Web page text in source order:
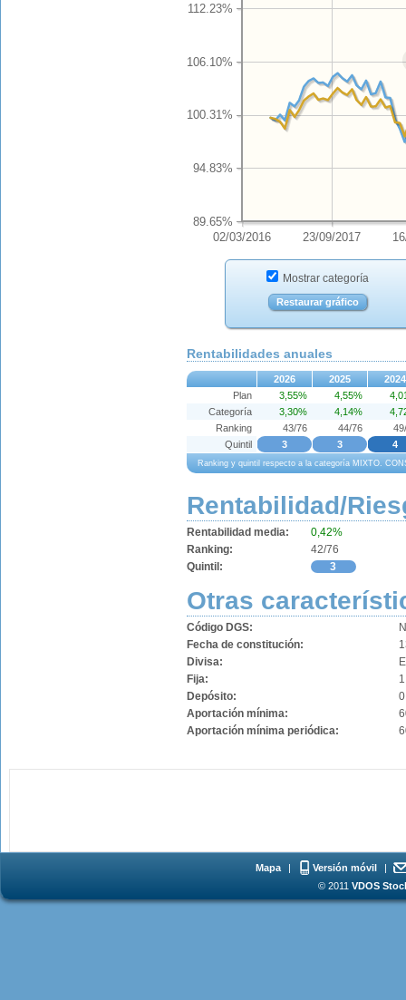
02/03/2016 23/09/2017
89.65%
94.83%
100.31%
106.10%
112.23%
Mostrar categoría
Restaurar gráfico
Rentabilidades anuales
2026 2025 2024
Ranking y quintil respecto a la categoría MIXTO.
Plan 3,55% 4,55%
Categoría
3,30% 4,14%
Ranking
43/76 44/76
Quintil
3 3 4
Rentabilidad/
Rentabilidad media:
0,42%
Ranking:
42/76
Quintil:
3
Otras
Código DGS:
Fecha de constitución:
Divisa:
Fija:
Depósito:
Aportación mínima:
Aportación mínima periódica:
Mapa | Versión móvil
|
© 2011 VDOS